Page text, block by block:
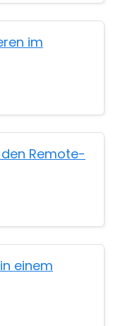
im
Remote-
einem